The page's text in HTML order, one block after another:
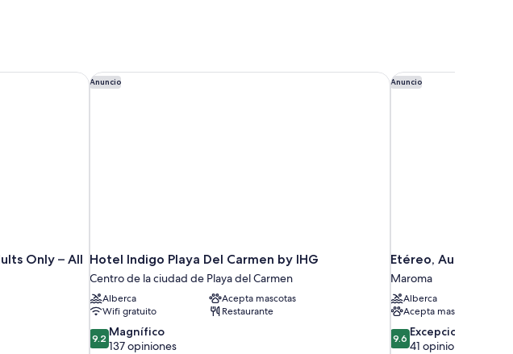
Only – All
Only – All Inclusive
Anuncio
Hotel Indigo Playa Del Carmen by IHG
Centro de la ciudad de Playa del Carmen
Alberca
Acepta mascotas
Wifi gratuito
Restaurante
9.2
de
9.2 Magnífico
137 opiniones
Hotel Indigo Playa Del Carmen by IHG Anuncio
Etéreo, Auberge
Maroma
Alberca
Acepta mascotas
9.6
de
9.6 Excepcional
41 opiniones
Etéreo, Auberge